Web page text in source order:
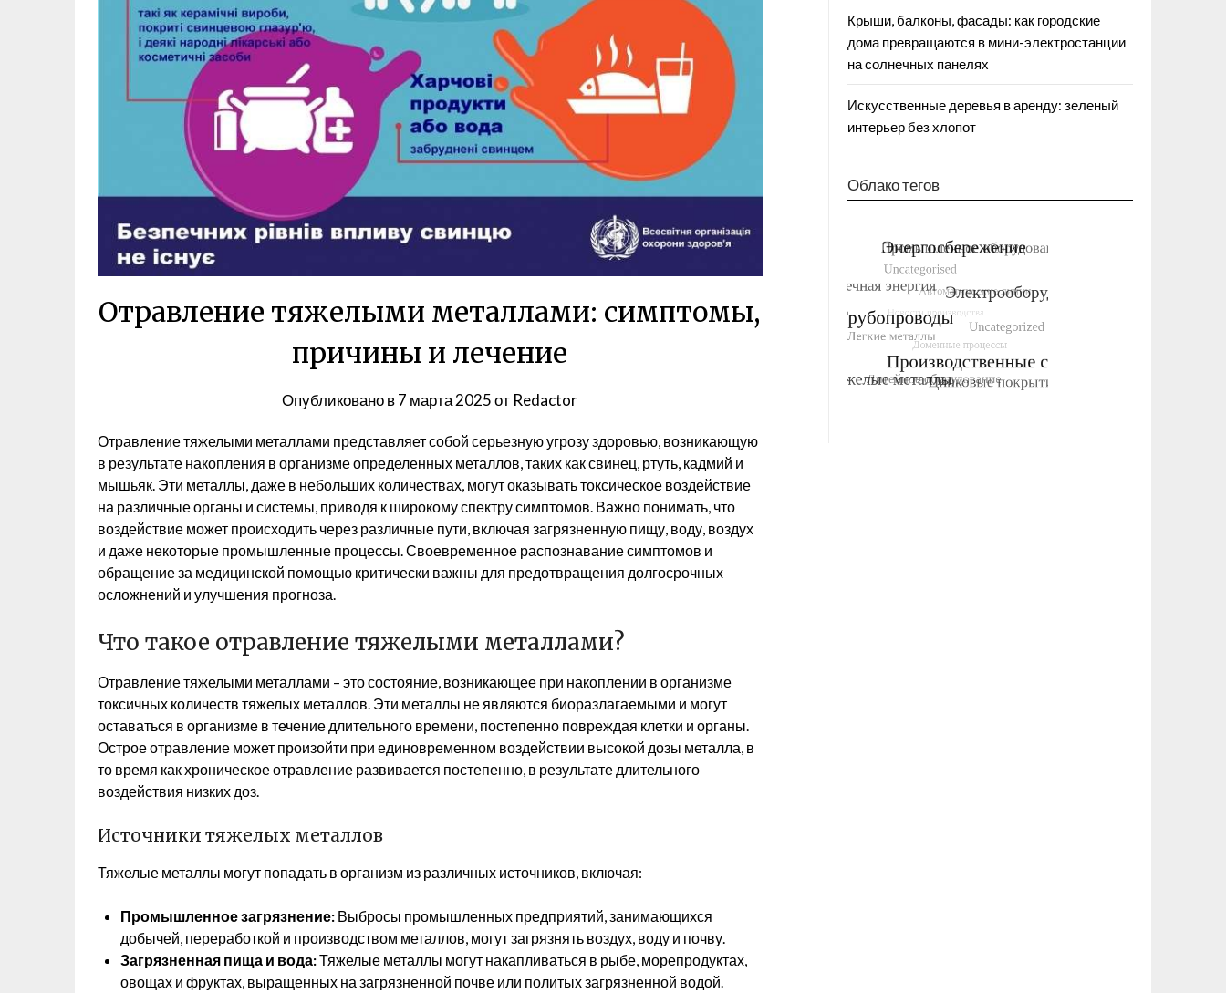
Отравление тяжелыми металлами: симптомы,
причины и лечение
Опубликовано в7 марта 2025от Redactor
Отравление тяжелыми металлами представляет собой серьезную угрозу здоровью, возникающую
в результате накопления в организме определенных металлов, таких как свинец, ртуть, кадмий и
мышьяк. Эти металлы, даже в небольших количествах, могут оказывать токсическое воздействие
на различные органы и системы, приводя к широкому спектру симптомов. Важно понимать, что
воздействие может происходить через различные пути, включая загрязненную пищу, воду, воздух
и даже некоторые промышленные процессы. Своевременное распознавание симптомов и
обращение за медицинской помощью критически важны для предотвращения долгосрочных
осложнений и улучшения прогноза.
Что такое отравление тяжелыми металлами?
Отравление тяжелыми металлами – это состояние, возникающее при накоплении в организме
токсичных количеств тяжелых металлов. Эти металлы не являются биоразлагаемыми и могут
оставаться в организме в течение длительного времени, постепенно повреждая клетки и органы.
Острое отравление может произойти при единовременном воздействии высокой дозы металла, в
то время как хроническое отравление развивается постепенно, в результате длительного
воздействия низких доз.
Источники тяжелых металлов
Тяжелые металлы могут попадать в организм из различных источников, включая:
Промышленное загрязнение: Выбросы промышленных предприятий, занимающихся
добычей, переработкой и производством металлов, могут загрязнять воздух, воду и почву.
Загрязненная пища и вода:Тяжелые металлы могут накапливаться в рыбе, морепродуктах,
овощах и фруктах, выращенных на загрязненной почве или политых загрязненной водой.
Крыши, балконы, фасады: как городские
дома превращаются в мини-электростанции
на солнечных панелях
Искусственные деревья в аренду: зеленый
интерьер без хлопот
Облако тегов